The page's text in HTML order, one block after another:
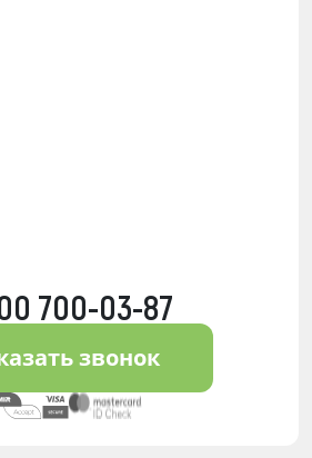
700-03-87
звонок